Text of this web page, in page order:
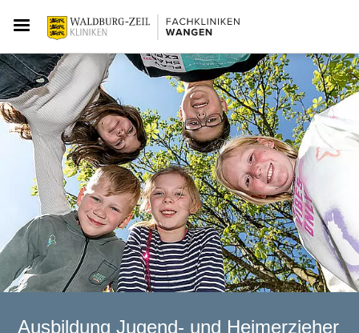
Ausbildung Jugend- und Heimerzieher